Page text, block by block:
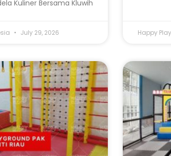
Kuliner Bersama Kluwih
July 29, 2026 Happy